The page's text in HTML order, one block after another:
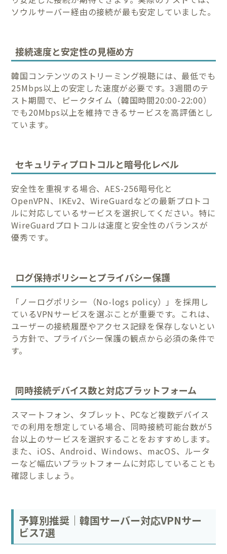
ソウルサーバー経由の接続が最も安定していました。
接続速度と安定性の見極め方
韓国コンテンツのストリーミング視聴には、最低でも
25Mbps以上の安定した速度が必要です。3週間のテ
スト期間で、ピークタイム（韓国時間20:00-22:00）
でも20Mbps以上を維持できるサービスを高評価とし
ています。
セキュリティプロトコルと暗号化レベル
安全性を重視する場合、AES-256暗号化と
OpenVPN、IKEv2、WireGuardなどの最新プロトコ
ルに対応しているサービスを選択してください。特に
WireGuardプロトコルは速度と安全性のバランスが
優秀です。
ログ保持ポリシーとプライバシー保護
「ノーログポリシー（No-logs policy）」を採用し
ているVPNサービスを選ぶことが重要です。これは、
ユーザーの接続履歴やアクセス記録を保存しないとい
う方針で、プライバシー保護の観点から必須の条件で
す。
同時接続デバイス数と対応プラットフォーム
スマートフォン、タブレット、PCなど複数デバイス
での利用を想定している場合、同時接続可能台数が5
台以上のサービスを選択することをおすすめします。
また、iOS、Android、Windows、macOS、ルータ
ーなど幅広いプラットフォームに対応していることも
確認しましょう。
予算別推奨｜韓国サーバー対応VPNサー
ビス7選